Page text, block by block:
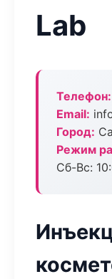
Lab
Телефон:
Email:
Город:
Режим
Сб-Вс: